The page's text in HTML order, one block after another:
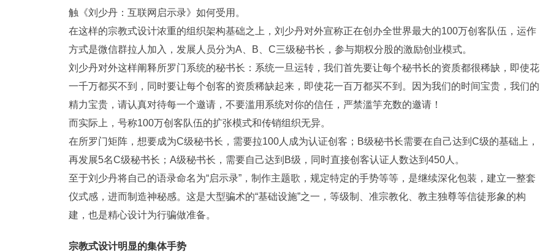
触《刘少丹：互联网启示录》如何受用。
在这样的宗教式设计浓重的组织架构基础之上，刘少丹对外宣称正在创办全世界最大的100万创客队伍，运作
方式是微信群拉人加入，发展人员分为A、B、C三级秘书长，参与期权分股的激励创业模式。
刘少丹对外这样阐释所罗门系统的秘书长：系统一旦运转，我们首先要让每个秘书长的资质都很稀缺，即使花
一千万都买不到，同时要让每个创客的资质稀缺起来，即使花一百万都买不到。因为我们的时间宝贵，我们的
精力宝贵，请认真对待每一个邀请，不要滥用系统对你的信任，严禁滥竽充数的邀请！
而实际上，号称100万创客队伍的扩张模式和传销组织无异。
在所罗门矩阵，想要成为C级秘书长，需要拉100人成为认证创客；B级秘书长需要在自己达到C级的基础上，
再发展5名C级秘书长；A级秘书长，需要自己达到B级，同时直接创客认证人数达到450人。
至于刘少丹将自己的语录命名为“启示录”，制作主题歌，规定特定的手势等等，是继续深化包装，建立一整套
仪式感，进而制造神秘感。这是大型骗术的“基础设施”之一，等级制、准宗教化、教主独尊等信徒形象的构
建，也是精心设计为行骗做准备。
宗教式设计明显的集体手势